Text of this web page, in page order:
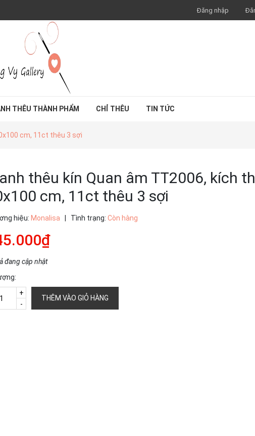
Đăng nhập
THÊU THÀNH PHẨM CHỈ THÊU TIN TỨC
cm, 11ct thêu 3 sợi
thêu kín Quan âm TT2006, kích
cm, 11ct thêu 3 sợi
hiệu: Monalisa Tình trạng: Còn hàng
đang cập nhật
-
+
THÊM VÀO GIỎ HÀNG